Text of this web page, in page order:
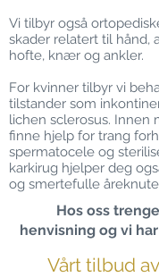
Vi tilbyr også
skader relatert til hånd,
hofte, knær og ankler.
For kvinner tilbyr vi
tilstander som
lichen sclerosus. Innen
finne hjelp for trang
spermatocele og
karkirug hjelper deg
og smertefulle
Hos oss
henvisning og vi
Vårt tilbud